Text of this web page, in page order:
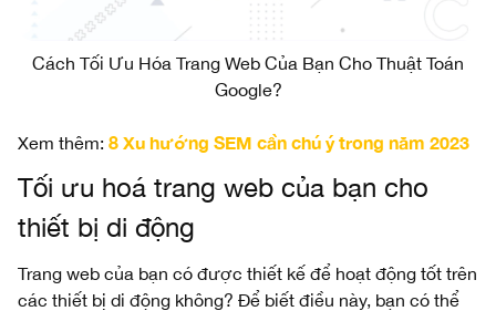
Cách Tối Ưu Hóa Trang Web Của Bạn Cho Thuật Toán
Google?
Xem thêm: 8 Xu hướng SEM cần chú ý trong năm 2023
Tối ưu hoá trang web của bạn cho
thiết bị di động
Trang web của bạn có được thiết kế để hoạt động tốt trên
các thiết bị di động không? Để biết điều này, bạn có thể